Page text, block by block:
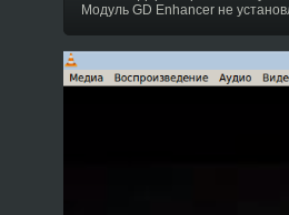
Модуль GD Enhancer не